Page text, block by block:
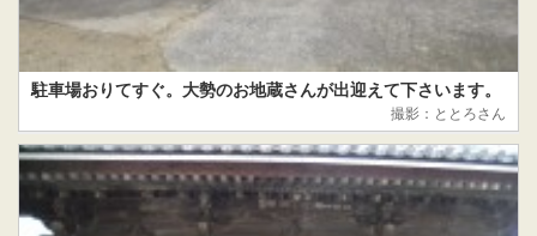
駐車場おりてすぐ。大勢のお地蔵さんが出迎えて下さいます。
撮影：ととろさん